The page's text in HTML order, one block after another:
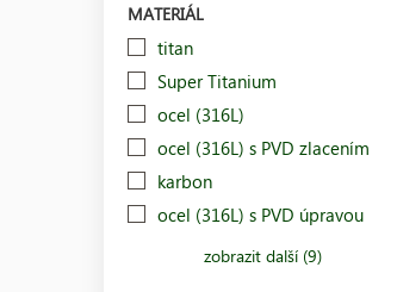
MATERIÁL
titan
Super Titanium
ocel (316L)
ocel (316L) s PVD zlacením
karbon
ocel (316L) s PVD úpravou
zobrazit další (9)